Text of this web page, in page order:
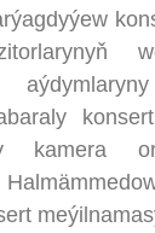
kamera